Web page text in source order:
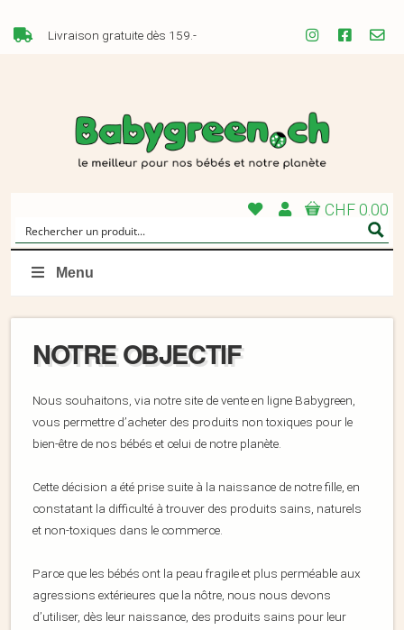
Livraison gratuite dès 159.-
CHF 0.00
Menu
NOTRE OBJECTIF
Nous souhaitons, via notre site de vente en ligne Babygreen,
vous permettre d’acheter des produits non toxiques pour le
bien-être de nos bébés et celui de notre planète.
Cette décision a été prise suite à la naissance de notre fille, en
constatant la difficulté à trouver des produits sains, naturels
et non-toxiques dans le commerce.
Parce que les bébés ont la peau fragile et plus perméable aux
agressions extérieures que la nôtre, nous nous devons
d’utiliser, dès leur naissance, des produits sains pour leur